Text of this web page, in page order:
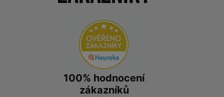
100% hodnocení
zákazníků